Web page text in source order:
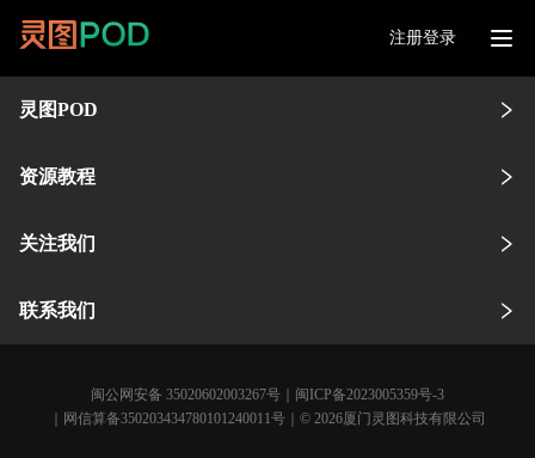
注册登录
灵图POD
资源教程
关注我们
联系我们
闽公网安备 35020602003267号
闽ICP备2023005359号-3
｜网信算备350203434780101240011号｜© 2026厦门灵图科技有限公司